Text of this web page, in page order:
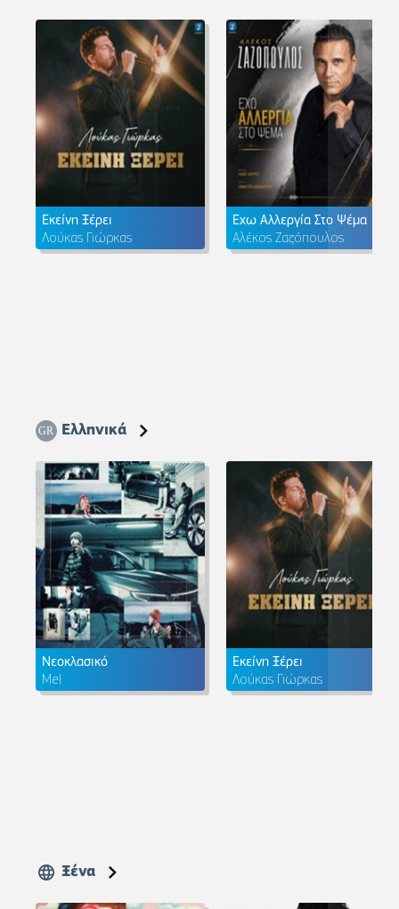
Εκείνη Ξέρει
Λούκας Γιώρκας
Έχω Αλλεργία Στο Ψέμα
Αλέκος Ζαζόπουλος
Ελληνικά
Νεοκλασικό
Mel
Εκείνη Ξέρει
Λούκας Γιώρκας
Ξένα